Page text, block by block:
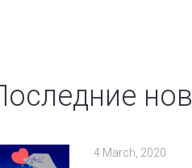
4 March, 2020